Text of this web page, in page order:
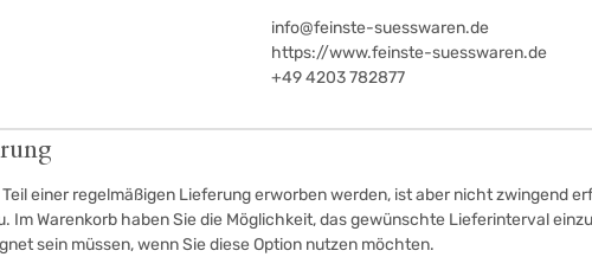
info@feinste-suesswaren.de
https://www.feinste-suesswaren.de
+49 4203 782877
einer regelmäßigen Lieferung erworben werden, ist aber nicht zwingend
Im Warenkorb haben Sie die Möglichkeit, das gewünschte Lieferinterval
sein müssen, wenn Sie diese Option nutzen möchten.